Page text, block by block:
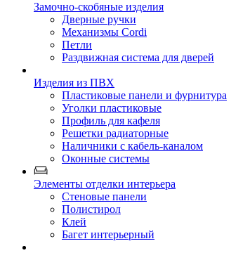
Замочно-скобяные изделия
Дверные ручки
Механизмы Cordi
Петли
Раздвижная система для дверей
Изделия из ПВХ
Пластиковые панели и фурнитура
Уголки пластиковые
Профиль для кафеля
Решетки радиаторные
Наличники с кабель-каналом
Оконные системы
Элементы отделки интерьера
Стеновые панели
Полистирол
Клей
Багет интерьерный